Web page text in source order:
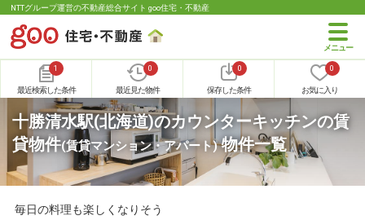
NTTグループ運営の不動産総合サイト goo住宅・不動産
1
最近検索した条件
0
最近見た物件
0
保存した条件
0
お気に入り
十勝清水駅(北海道)のカウンターキッチンの賃
貸物件(賃貸マンション・アパート)物件一覧
毎日の料理も楽しくなりそう